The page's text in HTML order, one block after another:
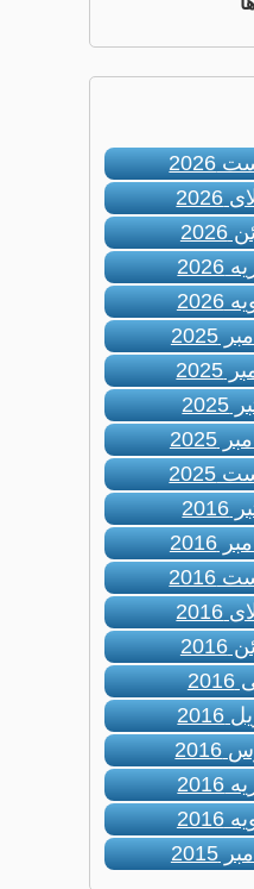
2026
2026
2026
2026
2025
2025
2025
2025
2025
2016
2016
2016
2016
2016
2016
2016
2015